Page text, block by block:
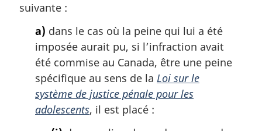
isuivante :
a) dans le cas où la peine qui lui a été
imposée aurait pu, si l’infraction avait
été commise au Canada, être une peine
spécifique au sens de la Loi sur le
système de justice pénale pour les
adolescents, il est placé :